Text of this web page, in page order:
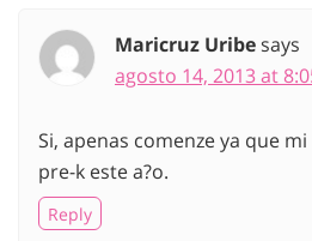
Maricruz Uribesays
agosto 14, 2013 at
Si, apenas comenze ya que
pre-k este a?o.
Reply